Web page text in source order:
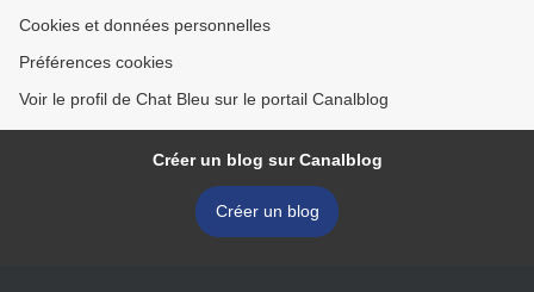
Cookies et données personnelles
Préférences cookies
Voir le profil de Chat Bleu sur le portail Canalblog
Créer un blog sur Canalblog
Créer un blog